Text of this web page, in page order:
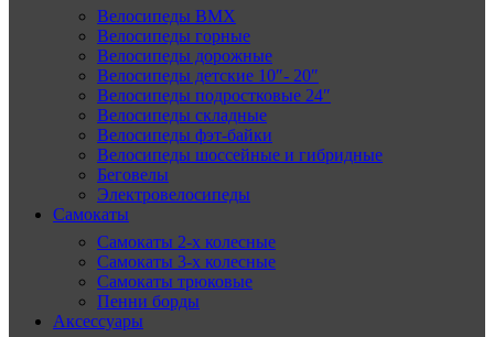
Велосипеды BMX
Велосипеды горные
Велосипеды дорожные
Велосипеды детские 10″- 20″
Велосипеды подростковые 24″
Велосипеды складные
Велосипеды фэт-байки
Велосипеды шоссейные и гибридные
Беговелы
Электровелосипеды
Самокаты
Самокаты 2-х колесные
Самокаты 3-х колесные
Самокаты трюковые
Пенни борды
Аксессуары